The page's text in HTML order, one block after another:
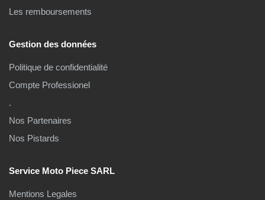
Les remboursements
Gestion des données
Politique de confidentialité
Compte Professionel
.
Nos Partenaires
Nos Pistards
Service Moto Piece SARL
Mentions Legales